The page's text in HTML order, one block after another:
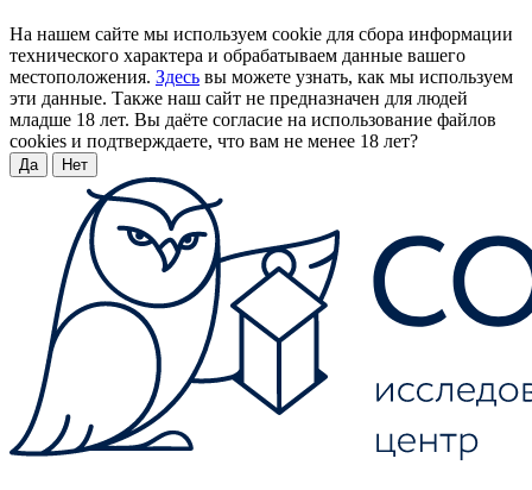
На нашем сайте мы используем cookie для сбора информации
технического характера и обрабатываем данные вашего
местоположения. Здесь вы можете узнать, как мы используем
эти данные. Также наш сайт не предназначен для людей
младше 18 лет. Вы даёте согласие на использование файлов
cookies и подтверждаете, что вам не менее 18 лет?
Да Нет